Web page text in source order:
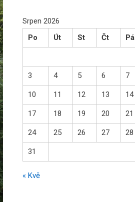
Srpen 2026
Po
Út St Čt Pá
3 4 5 6 7
10 11 12 13 14
17 18 19 20 21
24 25 26 27 28
31
« Kvě